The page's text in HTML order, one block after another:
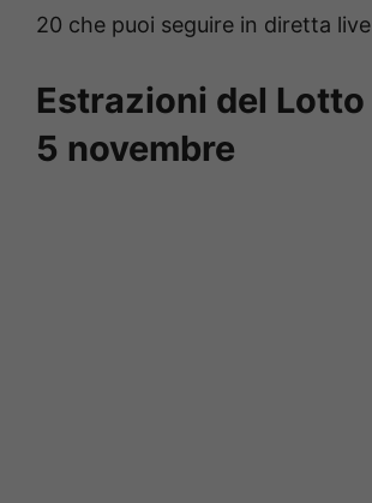
20 che puoi seguire in diretta
Estrazioni del
5 novembre